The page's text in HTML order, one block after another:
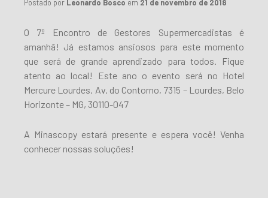
Postado por Leonardo Bosco em 21 de novembro de 2018
O 7º Encontro de Gestores Supermercadistas é
amanhã! Já estamos ansiosos para este momento
que será de grande aprendizado para todos.
Fique
atento ao local! Este ano o evento será no Hotel
Mercure Lourdes. Av. do Contorno, 7315 – Lourdes, Belo
Horizonte – MG, 30110-047
A Minascopy estará presente e espera você! Venha
conhecer nossas soluções!